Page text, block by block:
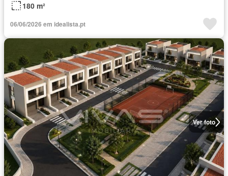
180 m²
06/06/2026 em idealista.pt
Ver foto